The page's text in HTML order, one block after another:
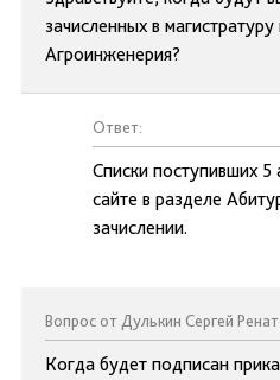
зачисленных в
Агроинженерия?
Ответ:
Списки поступивших
сайте в разделе
зачислении.
Вопрос от Дулькин Сергей
Когда будет подписан